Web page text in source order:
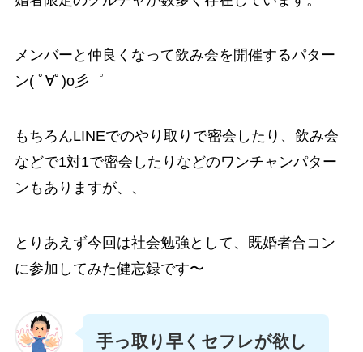
メンバーと仲良くなって飲み会を開催するパター
ン( ﾟ∀ﾟ)o彡゜
もちろんLINEでのやり取りで密会したり、飲み会
などで1対1で密会したりなどのワンチャンパター
ンもありますが、、
とりあえず今回は社会勉強として、既婚者合コン
に参加してみた健忘録です〜
手っ取り早くセフレが欲し